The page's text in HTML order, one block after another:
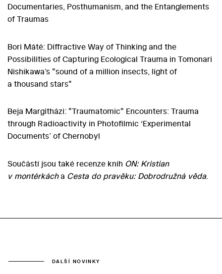
Documentaries, Posthumanism, and the Entanglements
of Traumas
Bori Máté: Diffractive Way of Thinking and the
Possibilities of Capturing Ecological Trauma in Tomonari
Nishikawa’s "sound of a million insects, light of
a thousand stars"
Beja Margitházi: "Traumatomic" Encounters: Trauma
through Radioactivity in Photofilmic ‘Experimental
Documents’ of Chernobyl
Součástí jsou také recenze knih ON: Kristian
v montérkácha Cesta do pravěku: Dobrodružná věda.
DALŠÍ NOVINKY